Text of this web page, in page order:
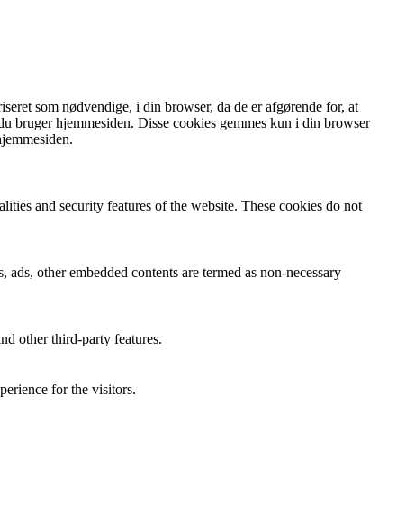
som nødvendige, i din browser, da de er afgørende for, at
bruger hjemmesiden. Disse cookies gemmes kun i din browser
and security features of the website. These cookies do not
other embedded contents are termed as non-necessary
other third-party features.
for the visitors.